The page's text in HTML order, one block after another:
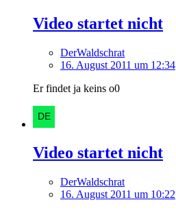
Video startet nicht
DerWaldschrat
16. August 2011 um 12:34
Er findet ja keins o0
Video startet nicht
DerWaldschrat
16. August 2011 um 10:22